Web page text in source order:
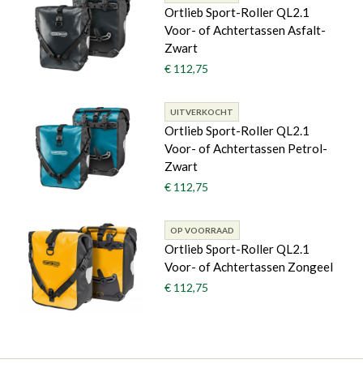
Ortlieb Sport-Roller QL2.1
Voor- of Achtertassen Asfalt-
Zwart
€ 112,75
UITVERKOCHT
Ortlieb Sport-Roller QL2.1
Voor- of Achtertassen Petrol-
Zwart
€ 112,75
OP VOORRAAD
Ortlieb Sport-Roller QL2.1
Voor- of Achtertassen Zongeel
€ 112,75